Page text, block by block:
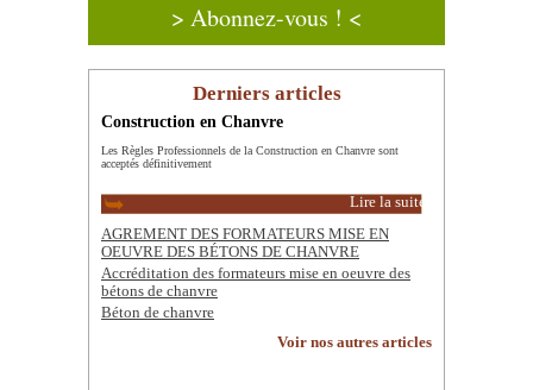
> Abonnez-vous ! <
Derniers articles
Construction en Chanvre
Les Règles Professionnels de la Construction en Chanvre sont
acceptés définitivement
Lire la suite
AGREMENT DES FORMATEURS MISE EN
OEUVRE DES BÉTONS DE CHANVRE
Accréditation des formateurs mise en oeuvre des
bétons de chanvre
Béton de chanvre
Voir nos autres articles